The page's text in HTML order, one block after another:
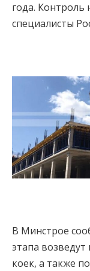
года. Контроль
специалисты
В Минстрое
этапа возведут
коек, а также